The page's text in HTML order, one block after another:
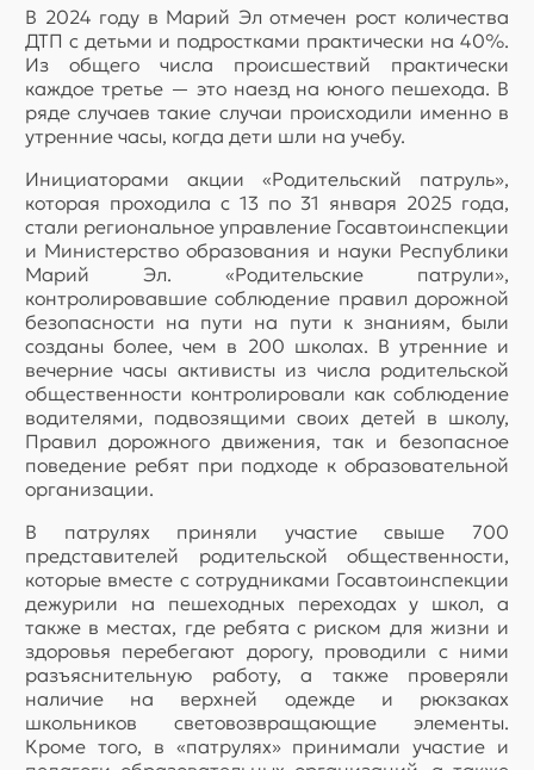
В 2024 году в Марий Эл отмечен рост количества
ДТП с детьми и подростками практически на 40%.
Из общего числа происшествий практически
каждое третье — это наезд на юного пешехода. В
ряде случаев такие случаи происходили именно в
утренние часы, когда дети шли на учебу.
Инициаторами акции «Родительский патруль»,
которая проходила с 13 по 31 января 2025 года,
стали региональное управление Госавтоинспекции
и Министерство образования и науки Республики
Марий Эл. «Родительские патрули»,
контролировавшие соблюдение правил дорожной
безопасности на пути на пути к знаниям, были
созданы более, чем в 200 школах. В утренние и
вечерние часы активисты из числа родительской
общественности контролировали как соблюдение
водителями, подвозящими своих детей в школу,
Правил дорожного движения, так и безопасное
поведение ребят при подходе к образовательной
организации.
В патрулях приняли участие свыше 700
представителей родительской общественности,
которые вместе с сотрудниками Госавтоинспекции
дежурили на пешеходных переходах у школ, а
также в местах, где ребята с риском для жизни и
здоровья перебегают дорогу, проводили с ними
разъяснительную работу, а также проверяли
наличие на верхней одежде и рюкзаках
школьников световозвращающие элементы.
Кроме того, в «патрулях» принимали участие и